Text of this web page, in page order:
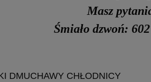
Masz
Śmiało dzwoń:
DMUCHAWY CHŁODNICY